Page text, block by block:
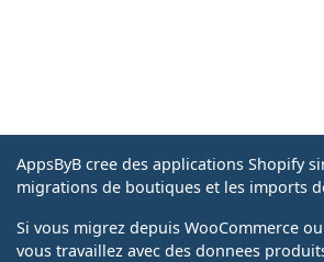
AppsByB cree des applications Shopify
migrations de boutiques et les imports
Si vous migrez depuis WooCommerce
vous travaillez avec des donnees